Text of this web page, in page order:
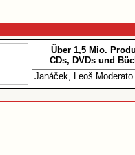
Über 1,5 Mio.
CDs, DVDs und